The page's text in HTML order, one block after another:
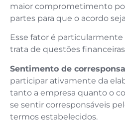
maior comprometimento
partes para que o acordo
Esse fator é
trata de questões
Sentimento de
participar ativamente da
tanto a empresa quanto o
se sentir corresponsáveis
termos estabelecidos.